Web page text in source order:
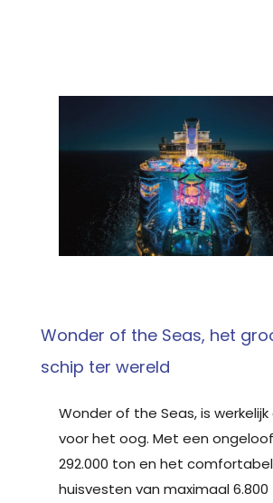
Wonder of the Seas, het
schip ter wereld
Wonder of the Seas, is
voor het oog. Met een
292.000 ton en het comfortabel
huisvesten van maximaal 6.800